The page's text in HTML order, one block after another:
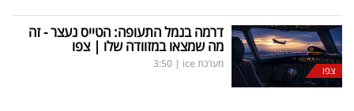
צפו
דרמה בנמל התעופה: הטייס נעצר - זה
מה שמצאו במזוודה שלו | צפו
מערכת ice |
3:50